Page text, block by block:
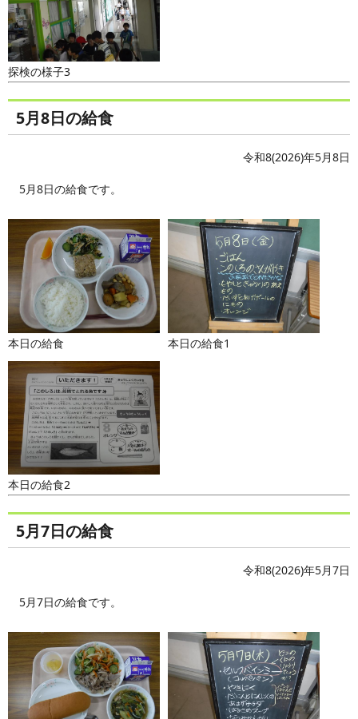
探検の様子3
5月8日の給食
令和8(2026)年5月8日
5月8日の給食です。
本日の給食 本日の給食1
本日の給食2
5月7日の給食
令和8(2026)年5月7日
5月7日の給食です。